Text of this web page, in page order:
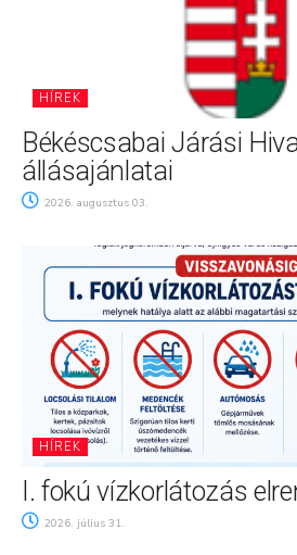
HÍREK
Békéscsabai Járási
állásajánlatai
2026. augusztus 03.
HÍREK
I. fokú vízkorlátozás
2026. július 31.